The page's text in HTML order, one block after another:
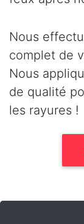
Nous
complet de
Nous
de qualité
les rayures !